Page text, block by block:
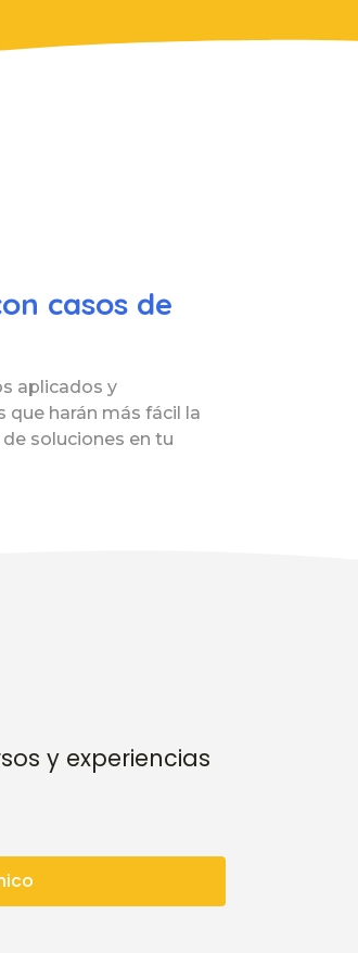
casos de
aplicados y
que harán más fácil la
soluciones en tu
y experiencias